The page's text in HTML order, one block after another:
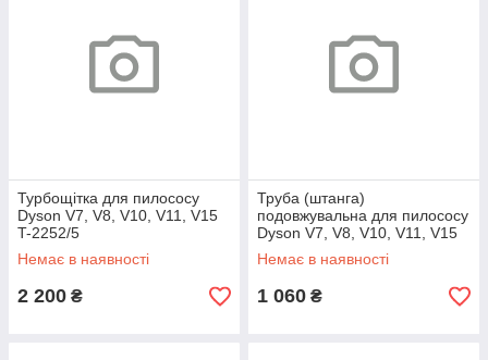
Турбощітка для пилососу
Dyson V7, V8, V10, V11, V15
T-2252/5
Немає в наявності
2 200 ₴
Труба (штанга)
подовжувальна для пилососу
Dyson V7, V8, V10, V11, V15
Червона
Немає в наявності
1 060 ₴